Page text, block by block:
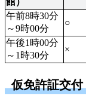
午前8時30分
～9時00分
○
午後1時00分
～1時30分
×
仮免許証交付